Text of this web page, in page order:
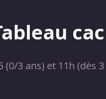
(0/3 ans) et 11h (dès